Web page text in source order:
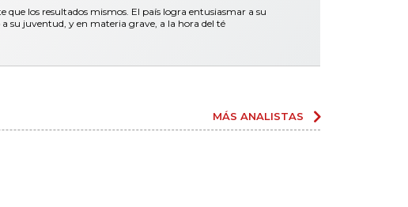
que los resultados mismos. El país logra entusiasmar a su
su juventud, y en materia grave, a la hora del té
MÁS ANALISTAS